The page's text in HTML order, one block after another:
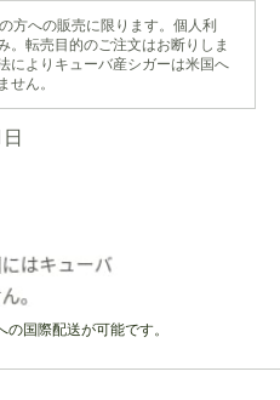
方への販売に限ります。個人利
。転売目的のご注文はお断りしま
によりキューバ産シガーは米国へ
せん。
国際配送が可能です。